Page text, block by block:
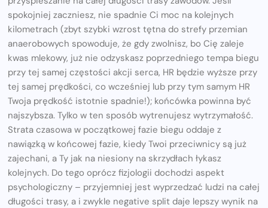
spokojniej zaczniesz, nie spadnie Ci moc na kolejnych
kilometrach (zbyt szybki wzrost tętna do strefy przemian
anaerobowych spowoduje, że gdy zwolnisz, bo Cię zaleje
kwas mlekowy, już nie odzyskasz poprzedniego tempa biegu
przy tej samej częstości akcji serca, HR będzie wyższe przy
tej samej prędkości, co wcześniej lub przy tym samym HR
Twoja prędkość istotnie spadnie!); końcówka powinna być
najszybsza. Tylko w ten sposób wytrenujesz wytrzymałość.
Strata czasowa w początkowej fazie biegu oddaje z
nawiązką w końcowej fazie, kiedy Twoi przeciwnicy są już
zajechani, a Ty jak na niesiony na skrzydłach łykasz
kolejnych. Do tego oprócz fizjologii dochodzi aspekt
psychologiczny – przyjemniej jest wyprzedzać ludzi na całej
długości trasy, a i zwykle negative split daje lepszy wynik na